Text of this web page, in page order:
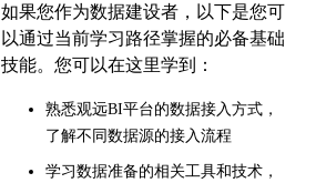
如果您作为数据建设者，以下是您可
以通过当前学习路径掌握的必备基础
技能。您可以在这里学到：
熟悉观远BI平台的数据接入方式，
了解不同数据源的接入流程
学习数据准备的相关工具和技术，